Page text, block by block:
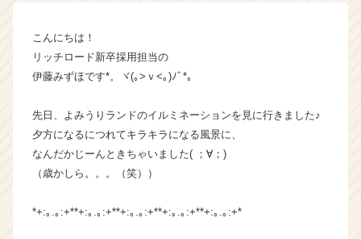
ー・
成
企
業
ら
ス
ウ
こんにちは！
リッチロード新卒採用担当の
伊藤みずほです*。ヾ(｡>ｖ<｡)ﾉﾞ*。
先日、よみうりランドのイルミネーションを見に行きました♪
夕方になるにつれてキラキラになる風景に、
なんだかじーんときちゃいました( ；∀；)
（歳かしら。。。（笑））
*+:｡.｡:+**+:｡.｡:+**+:｡.｡:+**+:｡.｡:+**+:｡.｡:+*